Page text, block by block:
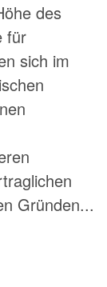
des
für
sich im
Gründen...